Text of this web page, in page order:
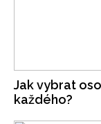
Jak vybrat
každého?